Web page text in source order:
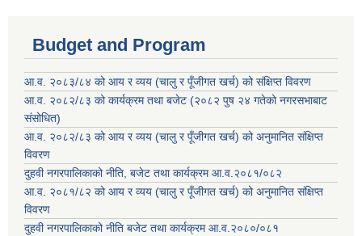
Budget and Program
आ.व. २०८३/८४ को आय र व्यय (चालु र पूँजीगत खर्च) को संक्षिप्त विवरण
आ.व. २०८२/८३ को कार्यक्रम तथा बजेट (२०८२ पुष २४ गतेको नगरसभाबाट
संसोधित)
आ.व. २०८२/८३ को आय र व्यय (चालु र पूँजीगत खर्च) को अनुमानित संक्षिप्त
विवरण
दुहवी नगरपालिकाको नीति, बजेट तथा कार्यक्रम आ.व.२०८१/०८२
आ.व. २०८१/८२ को आय र व्यय (चालु र पूँजीगत खर्च) को अनुमानित संक्षिप्त
विवरण
दुहवी नगरपालिकाको नीति बजेट तथा कार्यक्रम आ.व.२०८०/०८१